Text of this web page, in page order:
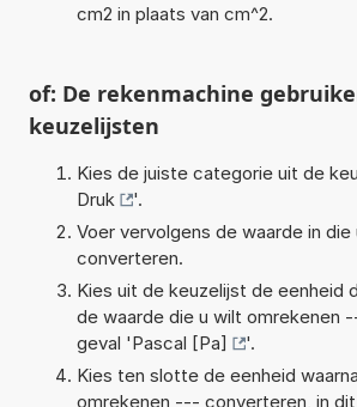
cm2 in plaats van cm^2.
of: De rekenmachine
keuzelijsten
Kies de juiste categorie uit de
Druk
'.
Voer vervolgens de waarde in
converteren.
Kies uit de keuzelijst de eenheid
de waarde die u wilt omrekenen
geval 'Pascal [Pa]
'.
Kies ten slotte de eenheid
omrekenen --- converteren, in